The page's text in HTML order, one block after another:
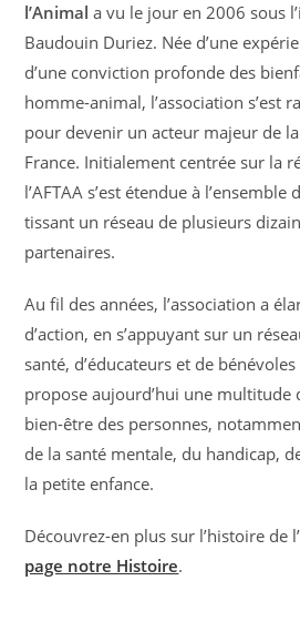
l’Animal a vu le jour en 2006 sous
Baudouin Duriez. Née d’une
d’une conviction profonde des
homme-animal, l’association s’est
pour devenir un acteur majeur de
France. Initialement centrée sur la
l’AFTAA s’est étendue à
tissant un réseau de plusieurs
partenaires.
Au fil des années, l’association a
d’action, en s’appuyant sur un
santé, d’éducateurs et de
propose aujourd’hui une multitude
bien-être des personnes,
de la santé mentale, du handicap,
la petite enfance.
Découvrez-en plus sur l’histoire de
page notre Histoire.